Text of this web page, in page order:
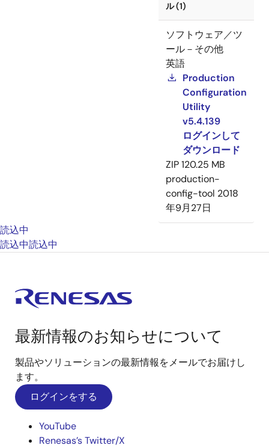
ル (1)
ソフトウェア／ツ
ール－その他
英語
Production
Configuration
Utility
v5.4.139
ログインして
ダウンロード
ZIP120.25 MB
production-
config-tool 2018
年9月27日
読込中
読込中読込中
最新情報のお知らせについて
製品やソリューションの最新情報をメールでお届けし
ます。
ログインをする
YouTube
Renesas’s Twitter/X